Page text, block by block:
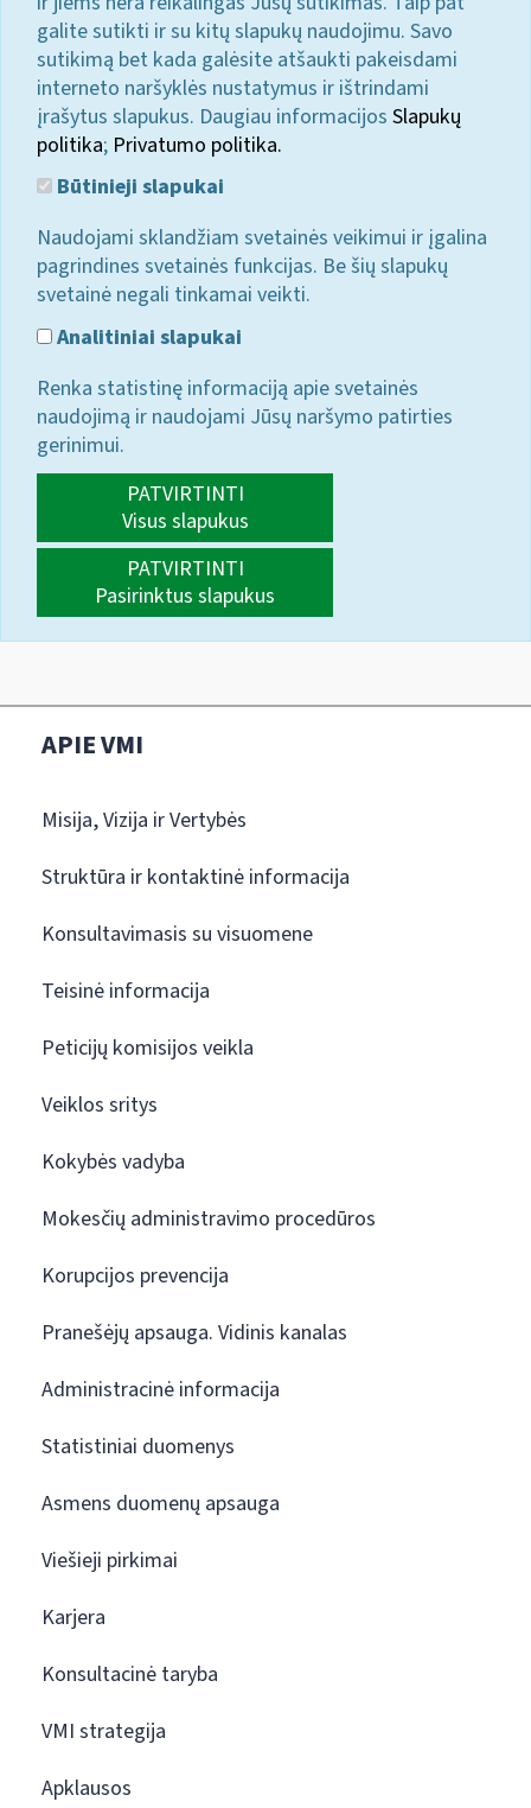
galite sutikti ir su kitų slapukų naudojimu. Savo
sutikimą bet kada galėsite atšaukti pakeisdami
interneto naršyklės nustatymus ir ištrindami
įrašytus slapukus. Daugiau informacijos Slapukų
politika; Privatumo politika.
Būtinieji slapukai
Naudojami sklandžiam svetainės veikimui ir įgalina
pagrindines svetainės funkcijas. Be šių slapukų
svetainė negali tinkamai veikti.
Analitiniai slapukai
Renka statistinę informaciją apie svetainės
naudojimą ir naudojami Jūsų naršymo patirties
gerinimui.
PATVIRTINTI
Visus slapukus
PATVIRTINTI
Pasirinktus slapukus
APIE VMI
Misija, Vizija ir Vertybės
Struktūra ir kontaktinė informacija
Konsultavimasis su visuomene
Teisinė informacija
Peticijų komisijos veikla
Veiklos sritys
Kokybės vadyba
Mokesčių administravimo procedūros
Korupcijos prevencija
Pranešėjų apsauga. Vidinis kanalas
Administracinė informacija
Statistiniai duomenys
Asmens duomenų apsauga
Viešieji pirkimai
Karjera
Konsultacinė taryba
VMI strategija
Apklausos